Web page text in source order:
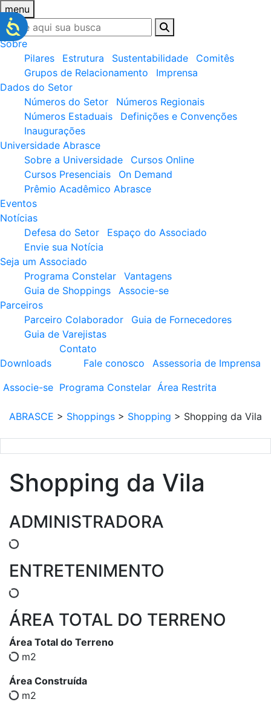
menu
Sobre
Pilares
Estrutura Sustentabilidade
Comitês
Grupos de Relacionamento
Imprensa
Dados do Setor
Números do Setor
Números Regionais
Números Estaduais
Definições e Convenções
Inaugurações
Universidade Abrasce
Sobre a Universidade
Cursos Online
Cursos Presenciais
On Demand
Prêmio Acadêmico Abrasce
Eventos
Notícias
Defesa do Setor
Espaço do Associado
Envie sua Notícia
Seja um Associado
Programa Constelar
Vantagens
Guia de Shoppings
Associe-se
Parceiros
Parceiro Colaborador
Guia de Fornecedores
Guia de Varejistas
Downloads
Contato
Fale conosco
Assessoria de Imprensa
Associe-se Programa Constelar Área Restrita
ABRASCE > Shoppings > Shopping > Shopping da Vila
Shopping da Vila
ADMINISTRADORA
ENTRETENIMENTO
ÁREA TOTAL DO TERRENO
Área Total do Terreno
m2
Área Construída
m2